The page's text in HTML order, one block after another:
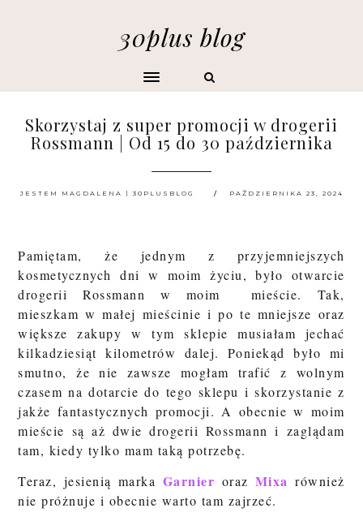
30plus blog
Skorzystaj z super promocji w drogerii
Rossmann | Od 15 do 30 października
JESTEM MAGDALENA | 30PLUSBLOG PAŹDZIERNIKA 23, 2024
Pamiętam, że jednym z przyjemniejszych
kosmetycznych dni w moim życiu, było otwarcie
drogerii Rossmann w moim mieście. Tak,
mieszkam w małej mieścinie i po te mniejsze oraz
większe zakupy w tym sklepie musiałam jechać
kilkadziesiąt kilometrów dalej. Poniekąd było mi
smutno, że nie zawsze mogłam trafić z wolnym
czasem na dotarcie do tego sklepu i skorzystanie z
jakże fantastycznych promocji. A obecnie w moim
mieście są aż dwie drogerii Rossmann i zaglądam
tam, kiedy tylko mam taką potrzebę.
Teraz, jesienią marka Garnier oraz Mixarównież
nie próżnuje i obecnie warto tam zajrzeć.